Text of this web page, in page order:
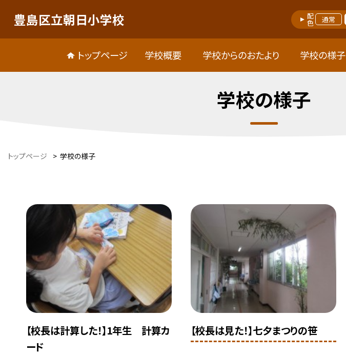
豊島区立朝日小学校 配色 通常
トップページ 学校概要 学校からのおたより 学校の様子
学校の様子
トップページ > 学校の様子
【校長は計算した！】1年生 計算カ
ード
【校長は見た！】七夕まつりの笹